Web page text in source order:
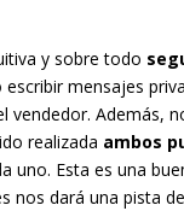
y sobre todo
mensajes
vendedor. Además,
realizada ambos
uno. Esta es una
nos dará una pista